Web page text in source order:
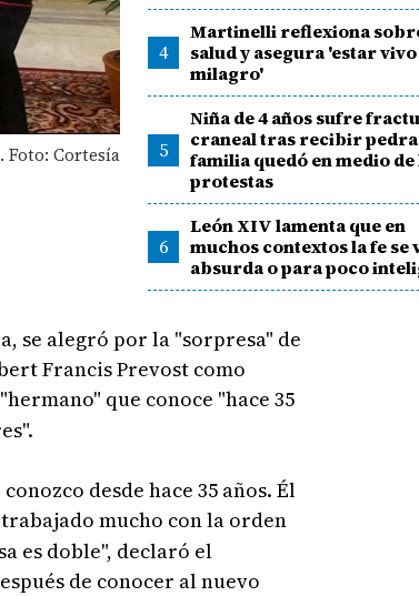
Foto: Cortesía
4
Martinelli reflexiona
salud y asegura 'estar vivo
milagro'
5
Niña de 4 años sufre
craneal tras recibir
familia quedó en medio de
protestas
6
León XIV lamenta que en
muchos contextos la fe se
absurda o para poco
se alegró por la "sorpresa" de
Francis Prevost como
que conoce "hace 35
desde hace 35 años. Él
mucho con la orden
es doble", declaró el
de conocer al nuevo